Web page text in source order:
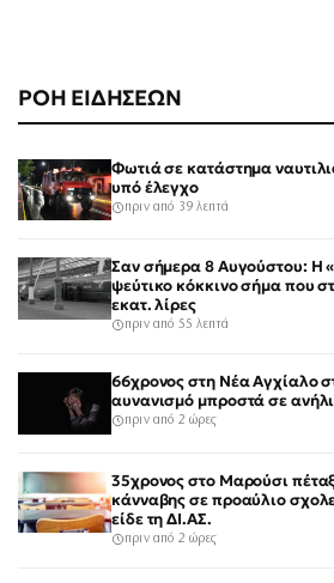
ΡΟΗ ΕΙΔΗΣΕΩΝ
Φωτιά σε κατάστημα
υπό έλεγχο
πριν από 39 λεπτά
Σαν σήμερα 8 Αυγούστου: Η
ψεύτικο κόκκινο σήμα που
εκατ. λίρες
πριν από 55 λεπτά
66χρονος στη Νέα Αγχίαλο
αυνανισμό μπροστά σε
πριν από 2 ώρες
35χρονος στο Μαρούσι
κάνναβης σε προαύλιο
είδε τη ΔΙ.ΑΣ.
πριν από 2 ώρες